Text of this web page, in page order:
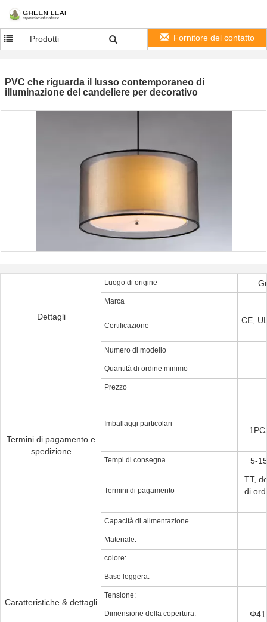
Prodotti Fornitore del contatto
PVC che riguarda il lusso contemporaneo di
illuminazione del candeliere per decorativo
Dettagli
Luogo di origine
Marca
Certificazione
CE,
Numero di modello
Termini di pagamento e
spedizione
Quantità di ordine minimo
Prezzo
Imballaggi particolari
Tempi di consegna 5-
Termini di pagamento
TT,
di
Capacità di alimentazione
Caratteristiche & dettagli
Materiale:
colore:
Base leggera:
Tensione:
Dimensione della copertura: